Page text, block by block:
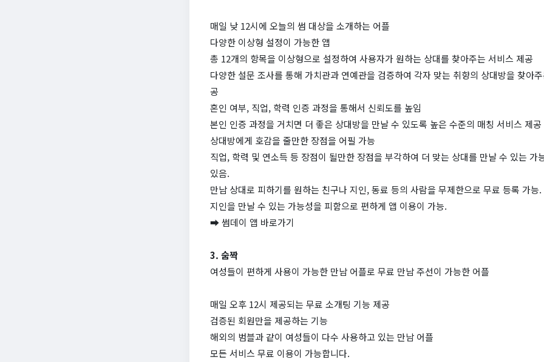
매일 낮 12시에 오늘의 썸 대상을 소개하는 어플
다양한 이상형 설정이 가능한 앱
총 12개의 항목을 이상형으로 설정하여 사용자가 원하는 상대를 찾아주는 서비스 제공
다양한 설문 조사를 통해 가치관과 연예관을 검증하여 각자 맞는 취향의 상대방을 찾아
공
혼인 여부, 직업, 학력 인증 과정을 통해서 신뢰도를 높임
본인 인증 과정을 거치면 더 좋은 상대방을 만날 수 있도록 높은 수준의 매칭 서비스 제공
상대방에게 호감을 줄만한 장점을 어필 가능
직업, 학력 및 연소득 등 장점이 될만한 장점을 부각하여 더 맞는 상대를 만날 수 있는 가
있음.
만남 상대로 피하기를 원하는 친구나 지인, 동료 등의 사람을 무제한으로 무료 등록 가능.
지인을 만날 수 있는 가능성을 피함으로 편하게 앱 이용이 가능.
➡ 썸데이 앱 바로가기
3. 숨짝
여성들이 편하게 사용이 가능한 만남 어플로 무료 만남 주선이 가능한 어플
매일 오후 12시 제공되는 무료 소개팅 기능 제공
검증된 회원만을 제공하는 기능
해외의 범블과 같이 여성들이 다수 사용하고 있는 만남 어플
모든 서비스 무료 이용이 가능합니다.